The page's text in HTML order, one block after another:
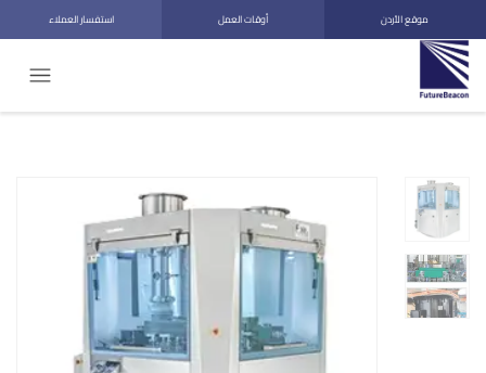
موقع الأردن أوقات العمل استفسار العملاء